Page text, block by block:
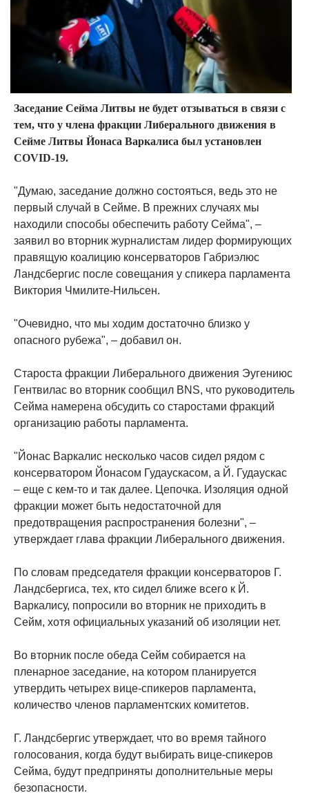
Заседание Сейма Литвы не будет отзываться в связи с
тем, что у члена фракции Либерального движения в
Сейме Литвы Йонаса Варкалиса был установлен
COVID-19.
"Думаю, заседание должно состояться, ведь это не
первый случай в Сейме. В прежних случаях мы
находили способы обеспечить работу Сейма", –
заявил во вторник журналистам лидер формирующих
правящую коалицию консерваторов Габриэлюс
Ландсбергис после совещания у спикера парламента
Виктория Чмилите-Нильсен.
"Очевидно, что мы ходим достаточно близко у
опасного рубежа", – добавил он.
Староста фракции Либерального движения Эугениюс
Гентвилас во вторник сообщил BNS, что руководитель
Сейма намерена обсудить со старостами фракций
организацию работы парламента.
"Йонас Варкалис несколько часов сидел рядом с
консерватором Йонасом Гудаускасом, а Й. Гудаускас
– еще с кем-то и так далее. Цепочка. Изоляция одной
фракции может быть недостаточной для
предотвращения распространения болезни", –
утверждает глава фракции Либерального движения.
По словам председателя фракции консерваторов Г.
Ландсбергиса, тех, кто сидел ближе всего к Й.
Варкалису, попросили во вторник не приходить в
Сейм, хотя официальных указаний об изоляции нет.
Во вторник после обеда Сейм собирается на
пленарное заседание, на котором планируется
утвердить четырех вице-спикеров парламента,
количество членов парламентских комитетов.
Г. Ландсбергис утверждает, что во время тайного
голосования, когда будут выбирать вице-спикеров
Сейма, будут предприняты дополнительные меры
безопасности.